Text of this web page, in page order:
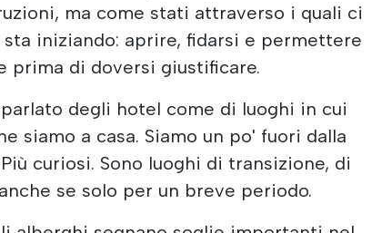
ma come stati attraverso i quali ci
sta iniziando: aprire, fidarsi e permettere
prima di doversi giustificare.
degli hotel come di luoghi in cui
siamo a casa. Siamo un po' fuori dalla
curiosi. Sono luoghi di transizione, di
se solo per un breve periodo.